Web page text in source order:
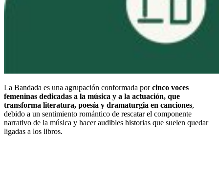
La Bandada es una agrupación conformada porcinco voces
femeninas dedicadas a la música y a la actuación, que
transforma literatura, poesía y dramaturgia en canciones,
debido a un sentimiento romántico de rescatar el componente
narrativo de la música y hacer audibles historias que suelen quedar
ligadas a los libros.